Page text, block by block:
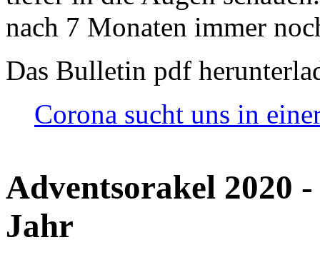
nach 7 Monaten immer
Das Bulletin pdf
Corona sucht uns in
Adventsorakel 2020
Jahr